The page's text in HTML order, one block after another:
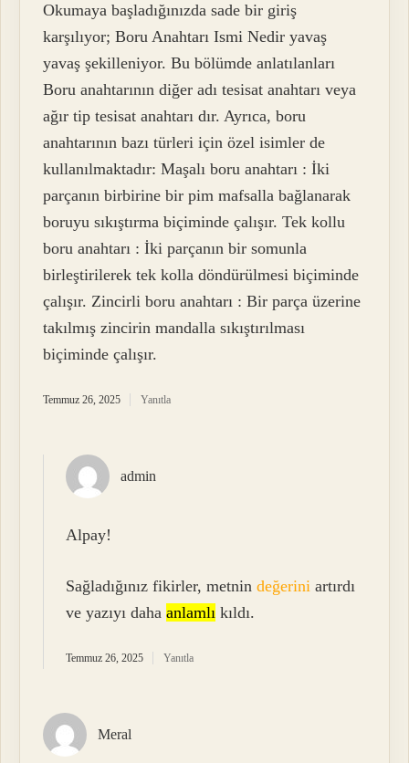
Okumaya başladığınızda sade bir giriş
karşılıyor; Boru Anahtarı Ismi Nedir yavaş
yavaş şekilleniyor. Bu bölümde anlatılanları
Boru anahtarının diğer adı tesisat anahtarı veya
ağır tip tesisat anahtarı dır. Ayrıca, boru
anahtarının bazı türleri için özel isimler de
kullanılmaktadır: Maşalı boru anahtarı : İki
parçanın birbirine bir pim mafsalla bağlanarak
boruyu sıkıştırma biçiminde çalışır. Tek kollu
boru anahtarı : İki parçanın bir somunla
birleştirilerek tek kolla döndürülmesi biçiminde
çalışır. Zincirli boru anahtarı : Bir parça üzerine
takılmış zincirin mandalla sıkıştırılması
biçiminde çalışır.
Temmuz 26, 2025 Yanıtla
admin
Alpay!
Sağladığınız fikirler, metnindeğerini artırdı
ve yazıyı dahaanlamlı kıldı.
Temmuz 26, 2025 Yanıtla
Meral